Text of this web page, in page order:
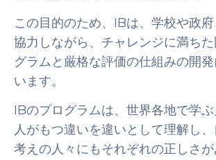
この目的のため、IBは、学校や政
協力しながら、チャレンジに満ち
グラムと厳格な評価の仕組みの開
います。
IBのプログラムは、世界各地で学ぶ
人がもつ違いを違いとして理解し
考えの人々にもそれぞれの正しさ